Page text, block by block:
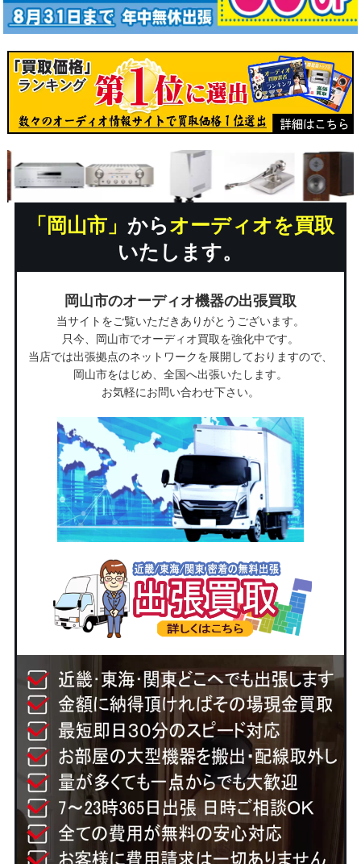
「岡山市」 からオーディオを買取
いたします。
岡山市のオーディオ機器の出張買取
当サイトをご覧いただきありがとうございます。
只今、岡山市でオーディオ買取を強化中です。
当店では出張拠点のネットワークを展開しておりますので、
岡山市をはじめ、全国へ出張いたします。
お気軽にお問い合わせ下さい。